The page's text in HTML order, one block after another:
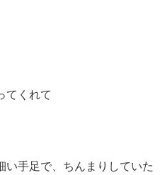
てくれて
い手足で、ちんまりしていた